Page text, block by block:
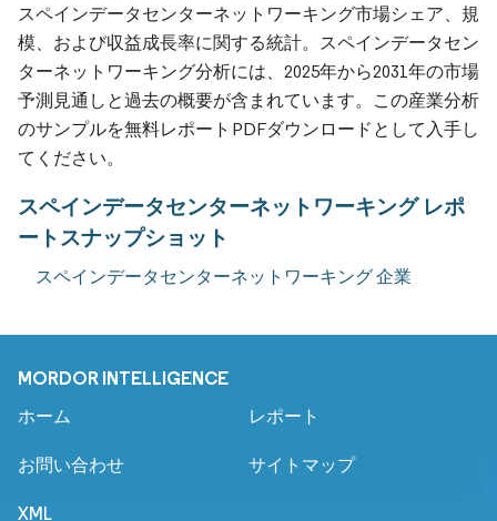
スペインデータセンターネットワーキング市場シェア、規
模、および収益成長率に関する統計。スペインデータセン
ターネットワーキング分析には、2025年から2031年の市場
予測見通しと過去の概要が含まれています。この産業分析
のサンプルを無料レポートPDFダウンロードとして入手し
てください。
スペインデータセンターネットワーキング レポ
ートスナップショット
スペインデータセンターネットワーキング 企業
MORDOR INTELLIGENCE
ホーム レポート
お問い合わせ サイトマップ
XML